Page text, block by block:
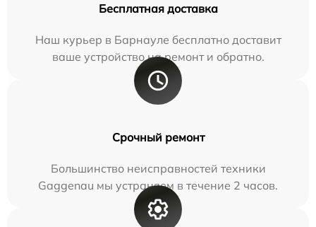
Бесплатная доставка
Наш курьер в Барнауле бесплатно доставит
ваше устройство на ремонт и обратно.
Срочный ремонт
Большинство неисправностей техники
Gaggenau мы устраняем в течение 2 часов.